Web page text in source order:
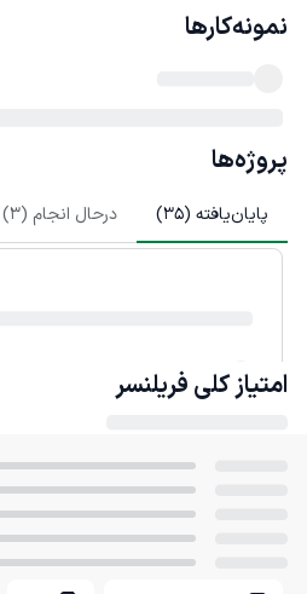
نمونه‌کارها
پروژه‌ها
پایان‌یافته (35
) درحال انجام (3
)
امتیاز کلی فریلنسر